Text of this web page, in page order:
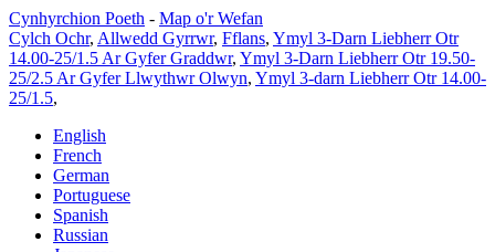
Cynhyrchion Poeth - Map o'r Wefan
Cylch Ochr, Allwedd Gyrrwr, Fflans, Ymyl 3-Darn Liebherr Otr
14.00-25/1.5 Ar Gyfer Graddwr, Ymyl 3-Darn Liebherr Otr 19.50-
25/2.5 Ar Gyfer Llwythwr Olwyn, Ymyl 3-darn Liebherr Otr 14.00-
25/1.5,
English
French
German
Portuguese
Spanish
Russian